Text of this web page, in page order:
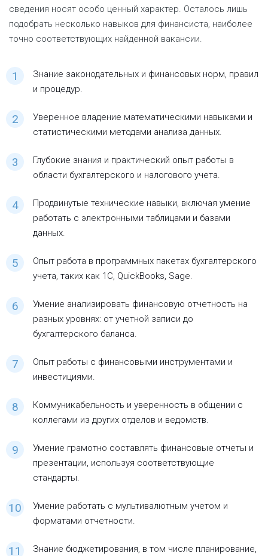
сведения носят особо ценный характер. Осталось лишь
подобрать несколько навыков для финансиста, наиболее
точно соответствующих найденной вакансии.
Знание законодательных и финансовых норм, правил
и процедур.
Уверенное владение математическими навыками и
статистическими методами анализа данных.
Глубокие знания и практический опыт работы в
области бухгалтерского и налогового учета.
Продвинутые технические навыки, включая умение
работать с электронными таблицами и базами
данных.
Опыт работа в программных пакетах бухгалтерского
учета, таких как 1С, QuickBooks, Sage.
Умение анализировать финансовую отчетность на
разных уровнях: от учетной записи до
бухгалтерского баланса.
Опыт работы с финансовыми инструментами и
инвестициями.
Коммуникабельность и уверенность в общении с
коллегами из других отделов и ведомств.
Умение грамотно составлять финансовые отчеты и
презентации, используя соответствующие
стандарты.
Умение работать с мультивалютным учетом и
форматами отчетности.
Знание бюджетирования, в том числе планирование,